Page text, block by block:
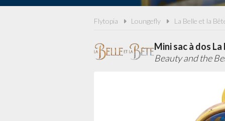
Flytopia Loungefly La Belle et la
Mini sac à dos
Beauty and the